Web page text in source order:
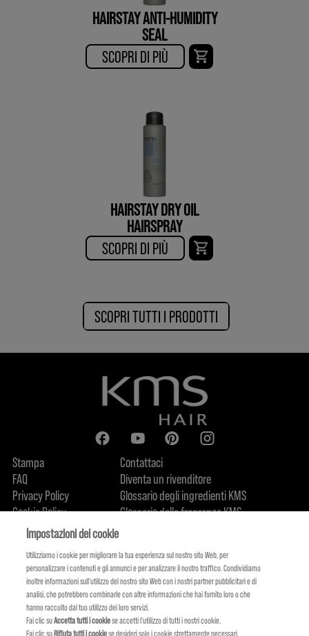
HAIRSTAY ANTI-HUMIDITY
SEAL
SCOPRI DI PIÙ​
HAIRSTAY DRY OIL
HAIRSPRAY
SCOPRI DI PIÙ​
SCOPRI TUTTI I PRODOTTI
Stampa
FAQ
Privacy Policy
Cookie Policy
Chi siamo
Contattaci
Diventa un rivenditore
Glossario degli ingredienti KMS
Glossario delle fragranze KMS
Impostazioni dei cookie
Utilizziamo i cookie per migliorare la tua esperienza sul nostro sito Web, per
personalizzare i contenuti e gli annunci e per analizzare il nostro traffico. Condividiamo
inoltre informazioni sull'utilizzo del nostro sito Web con i nostri partner pubblicitari e di
analisi, che potrebbero combinarle con altre informazioni che hai fornito loro o che
hanno raccolto dal tuo utilizzo dei loro servizi.
Fai clic suAccetta tutti i cookiese accetti l'utilizzo di tutti i nostri cookie.
Fai clic suRifiuta tutti i cookiese desideri solo i cookie strettamente necessari.